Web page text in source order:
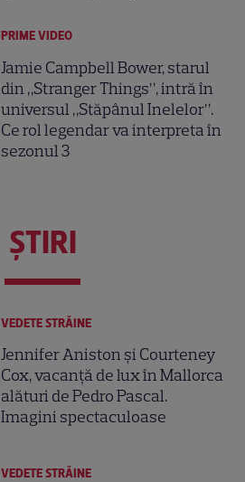
PRIME VIDEO
Jamie Campbell Bower, starul
din „Stranger Things”, intră în
universul „Stăpânul Inelelor”.
Ce rol legendar va interpreta în
sezonul 3
ŞTIRI
VEDETE STRĂINE
Jennifer Aniston și Courteney
Cox, vacanță de lux în Mallorca
alături de Pedro Pascal.
Imagini spectaculoase
VEDETE STRĂINE